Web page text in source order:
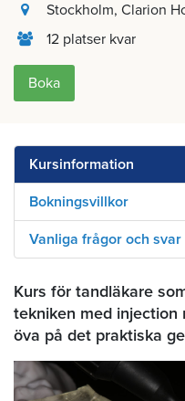
Stockholm, Clarion
12 platser kvar
Boka
Kursinformation
Bokningsvillkor
Vanliga frågor och svar
Kurs för tandläkare
tekniken med injection
öva på det praktiska